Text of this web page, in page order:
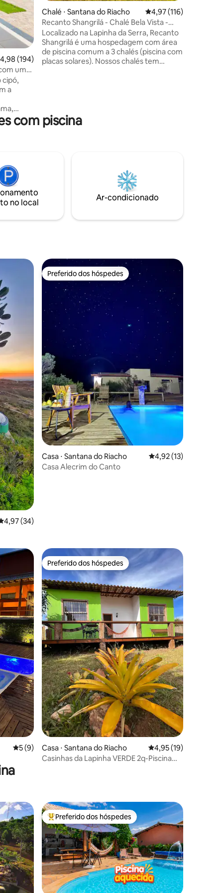
de uma avaliação média de 5, 194 avaliações
4,98 (194)
um
cipó,
a
lenha,
Chalé ⋅ Santana do Riacho 4,97 de uma avaliação
4,97 (116)
Recanto Shangrilá - Chalé Bela Vista -
Lapinha
Localizado na Lapinha da Serra, Recanto
Shangrilá é uma hospedagem com área
de piscina comum a 3 chalés (piscina com
placas solares). Nossos chalés tem
que veio encontrar na Lapinha da Serra o
local ideal para construir este recanto
com piscina
no local
Ar-condicionado
de uma avaliação média de 5, 34 avaliações
4,97 (34)
Preferido dos hóspedes
Preferido dos hóspedes
Casa ⋅ Santana do Riacho 4,92 de uma
4,92 (13)
Casa Alecrim do Canto
hóspedes
5 de uma avaliação média de 5, 9 avaliações
5 (9)
Preferido dos hóspedes
Preferido dos hóspedes
Casa ⋅ Santana do Riacho 4,95 de uma
4,95 (19)
Casinhas da Lapinha VERDE 2q-Piscina
Entre os melhores preferidos dos hóspedes
Preferido dos hóspedes